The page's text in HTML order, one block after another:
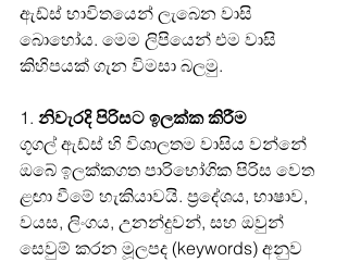
ඇඩ්ස් භාවිතයෙන් ලැබෙන වාසි
බොහෝය. මෙම ලිපියෙන් එම වාසි
කිහිපයක් ගැන විමසා බලමු.
1. නිවැරදි පිරිසට ඉලක්ක කිරීම
ගූගල් ඇඩ්ස් හි විශාලතම වාසිය වන්නේ
ඔබේ ඉලක්කගත පාරිභෝගික පිරිස වෙත
ළඟා වීමේ හැකියාවයි. ප්‍රදේශය, භාෂාව,
වයස, ලිංගය, උනන්දුවන්, සහ ඔවුන්
සෙවුම් කරන මූලපද (keywords) අනුව